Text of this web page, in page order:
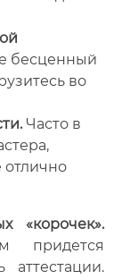
бесценный
во
Часто в
отлично
«корочек».
придется
аттестации.